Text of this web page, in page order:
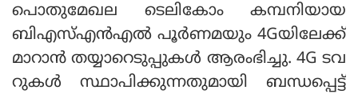
പൊതുമേഖല ടെലികോം കമ്പനിയായ
ബിഎ‌സ്എൻഎൽ പൂർണമയും 4Gയിലേക്ക്
മാറാൻ തയ്യാറെടുപ്പുകൾ ആരംഭിച്ചു. 4G ടവ
റുകൾ സ്ഥാപിക്കുന്നതുമായി ബന്ധപ്പെട്ട്